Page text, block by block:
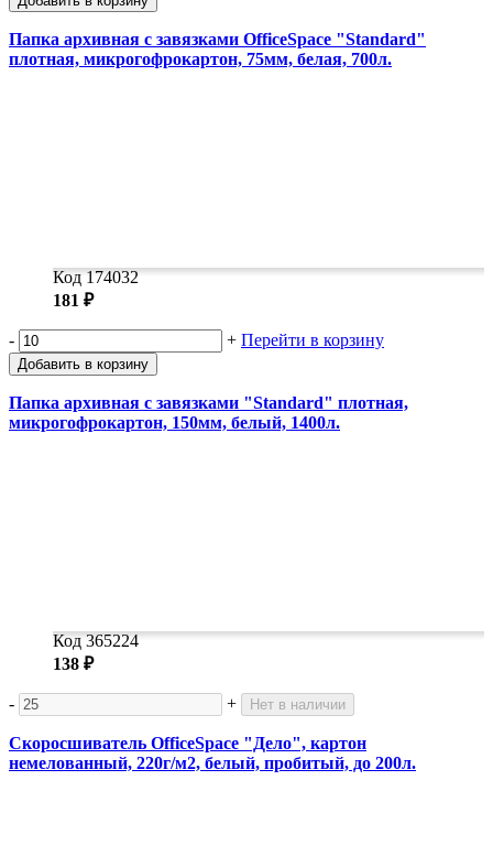
Папка архивная с завязками OfficeSpace "Standard"
плотная, микрогофрокартон, 75мм, белая, 700л.
Код 174032
181 ₽
- + Перейти в корзину
Добавить в корзину
Папка архивная с завязками "Standard" плотная,
микрогофрокартон, 150мм, белый, 1400л.
Код 365224
138 ₽
- + Нет в наличии
Скоросшиватель OfficeSpace "Дело", картон
немелованный, 220г/м2, белый, пробитый, до 200л.